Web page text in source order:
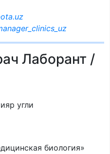
Лаборант /
угли
биология»